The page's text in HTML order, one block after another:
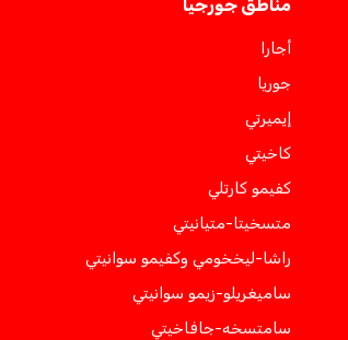
مناطق جورجيا
أجارا
جوريا
إيميرتي
كاخيتي
كفيمو كارتلي
متسخيتا-متيانيتي
راشا-ليخخومي وكفيمو سوانيتي
ساميغريلو-زيمو سوانيتي
سامتسخه-جافاخيتي